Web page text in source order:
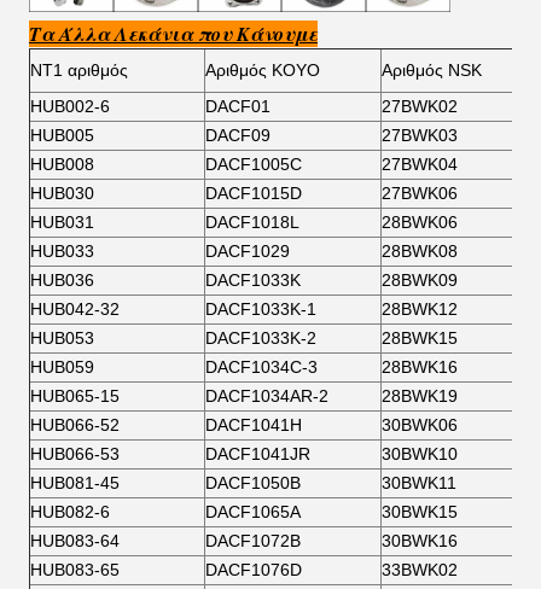
Τα Άλλα Λεκάνια που Κάνουμε
NT1 αριθμός Αριθμός KOYO
Αριθμός NSK
HUB002-6
DACF01
27BWK02
HUB005
DACF09
27BWK03
HUB008
DACF1005C
27BWK04
HUB030
DACF1015D
27BWK06
HUB031
DACF1018L
28BWK06
HUB033
DACF1029
28BWK08
HUB036
DACF1033K
28BWK09
HUB042-32
DACF1033K-1
28BWK12
HUB053
DACF1033K-2
28BWK15
HUB059
DACF1034C-3
28BWK16
HUB065-15
DACF1034AR-2
28BWK19
HUB066-52
DACF1041H
30BWK06
HUB066-53
DACF1041JR
30BWK10
HUB081-45
DACF1050B
30BWK11
HUB082-6
DACF1065A
30BWK15
HUB083-64
DACF1072B
30BWK16
HUB083-65
DACF1076D 33BWK02